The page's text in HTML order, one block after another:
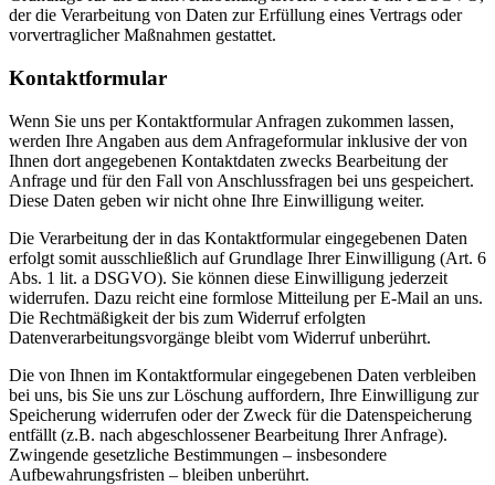
der die Verarbeitung von Daten zur Erfüllung eines Vertrags oder
vorvertraglicher Maßnahmen gestattet.
Kontaktformular
Wenn Sie uns per Kontaktformular Anfragen zukommen lassen,
werden Ihre Angaben aus dem Anfrageformular inklusive der von
Ihnen dort angegebenen Kontaktdaten zwecks Bearbeitung der
Anfrage und für den Fall von Anschlussfragen bei uns gespeichert.
Diese Daten geben wir nicht ohne Ihre Einwilligung weiter.
Die Verarbeitung der in das Kontaktformular eingegebenen Daten
erfolgt somit ausschließlich auf Grundlage Ihrer Einwilligung (Art. 6
Abs. 1 lit. a DSGVO). Sie können diese Einwilligung jederzeit
widerrufen. Dazu reicht eine formlose Mitteilung per E-Mail an uns.
Die Rechtmäßigkeit der bis zum Widerruf erfolgten
Datenverarbeitungsvorgänge bleibt vom Widerruf unberührt.
Die von Ihnen im Kontaktformular eingegebenen Daten verbleiben
bei uns, bis Sie uns zur Löschung auffordern, Ihre Einwilligung zur
Speicherung widerrufen oder der Zweck für die Datenspeicherung
entfällt (z.B. nach abgeschlossener Bearbeitung Ihrer Anfrage).
Zwingende gesetzliche Bestimmungen – insbesondere
Aufbewahrungsfristen – bleiben unberührt.